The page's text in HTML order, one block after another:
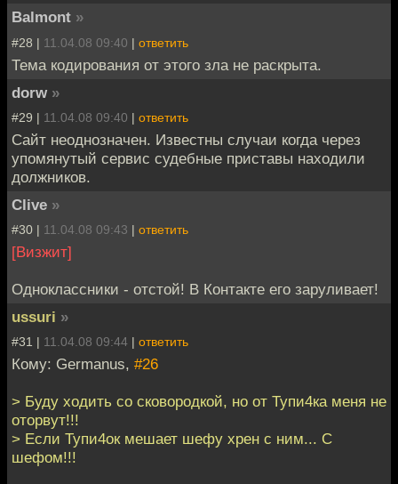
Balmont »
#28 | 11.04.08 09:40 | ответить
Тема кодирования от этого зла не раскрыта.
dorw »
#29 | 11.04.08 09:40 | ответить
Сайт неоднозначен. Известны случаи когда через
упомянутый сервис судебные приставы находили
должников.
Clive »
#30 | 11.04.08 09:43 | ответить
[Визжит]
Одноклассники - отстой! В Контакте его заруливает!
ussuri »
#31 | 11.04.08 09:44 | ответить
Кому: Germanus, #26
> Буду ходить со сковородкой, но от Тупи4ка меня не
оторвут!!!
> Если Тупи4ок мешает шефу хрен с ним... С
шефом!!!